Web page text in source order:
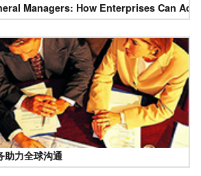
Managers: How Enterprises Can
助力全球沟通